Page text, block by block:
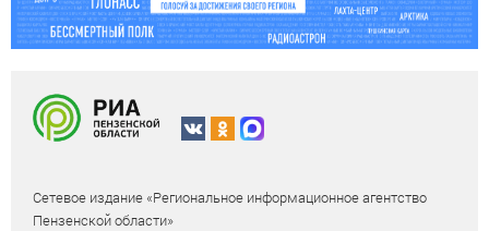
Сетевое издание «Региональное информационное агентство
Пензенской области»